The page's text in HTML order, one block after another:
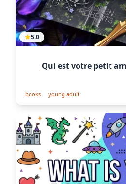
5.0
Qui est votre petit
books young adult